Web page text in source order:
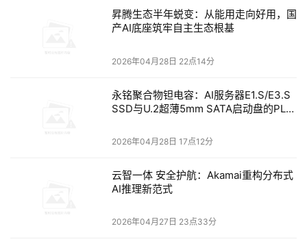
支持34万面片的3D数字人实时Unity图
形渲染，帧率最高达120 帧/秒；在WebGL-Aquarium
支持8K30帧视频编解码，并可实现16
路1080P30帧视频编码，满足开发者对高质量视频处
理的需求。
AIBOOK算力本凭借强大的端侧算力、原生Linux开发环
境、丰富AI工具链和多场景支持，为开发者打造高效、灵活
昇腾生态半年蜕变：从能用走向好用，国
产AI底座筑牢自主生态根基
2026年04月28日 22点14分
永铭聚合物钽电容：AI服务器E1.S/E3.S
SSD与U.2超薄5mm SATA启动盘的PLP
2026年04月28日 17点12分
云智一体 安全护航：Akamai重构分布式
AI推理新范式
2026年04月27日 23点33分